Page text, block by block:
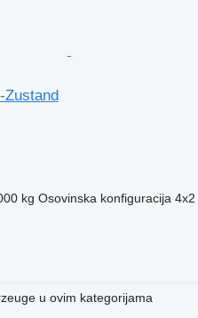
Zustand
kg Osovinska konfiguracija 4x2
u ovim kategorijama